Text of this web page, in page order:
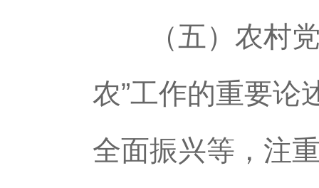
（五）农村党
农”工作的重要论
全面振兴等，注